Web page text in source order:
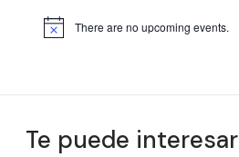
There are no upcoming events.
Te puede interesar